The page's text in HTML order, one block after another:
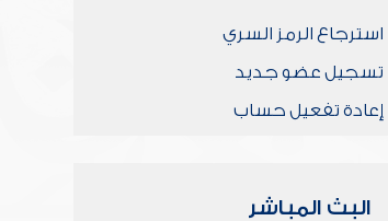
استرجاع الرمز السري
تسجيل عضو جديد
إعادة تفعيل حساب
البث المباشر